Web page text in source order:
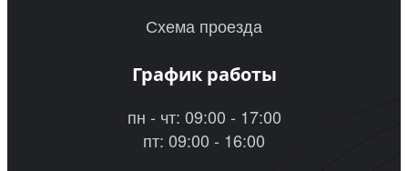
Схема проезда
График работы
пн - чт: 09:00 - 17:00
пт: 09:00 - 16:00